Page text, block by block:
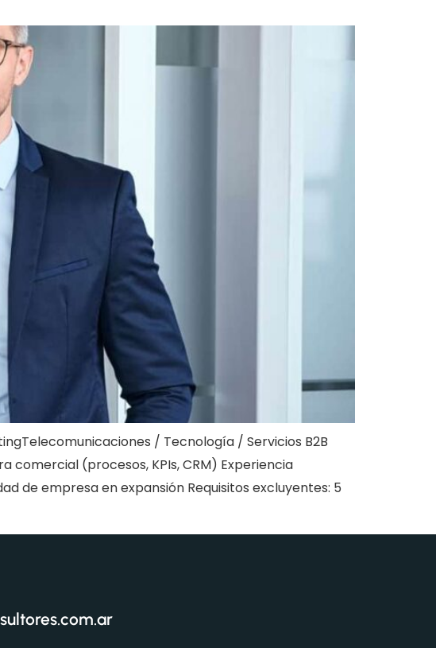
/ Tecnología / Servicios B2B
(procesos, KPIs, CRM) Experiencia
de empresa en expansión Requisitos excluyentes: 5